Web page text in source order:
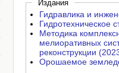
Издания
Гидравлика и
Гидротехническое
Методика
мелиоративных
реконструкции
Орошаемое